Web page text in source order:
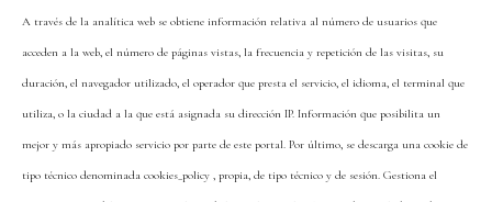
A través de la analítica web se obtiene información relativa al número de usuarios que
acceden a la web, el número de páginas vistas, la frecuencia y repetición de las visitas, su
duración, el navegador utilizado, el operador que presta el servicio, el idioma, el terminal que
utiliza, o la ciudad a la que está asignada su dirección IP. Información que posibilita un
mejor y más apropiado servicio por parte de este portal. Por último, se descarga una cookie de
tipo técnico denominada cookies_policy , propia, de tipo técnico y de sesión. Gestiona el